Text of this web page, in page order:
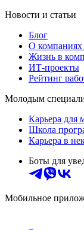
Новости и статьи
Блог
О компаниях
Жизнь в
ИТ-проекты
Рейтинг
Молодым
Карьера для
Школа
Карьера в
Боты для
Мобильное